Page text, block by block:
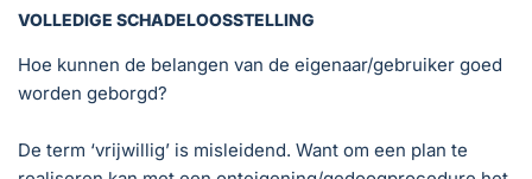
VOLLEDIGE SCHADELOOSSTELLING
Hoe kunnen de belangen van de eigenaar/gebruiker goed
worden geborgd?
De term ‘vrijwillig’ is misleidend. Want om een plan te